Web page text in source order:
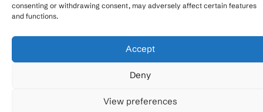
consenting or withdrawing consent, may adversely affect certain features
and functions.
Accept
Deny
View preferences
Lesesaal der Wienbibliothek im Rathaus,
Rathaus, Eingang Lichtenfelsgasse, Stiege 6
(Glaslift), 1. Stock, Wien, 1010
Website der Veranstaltung: